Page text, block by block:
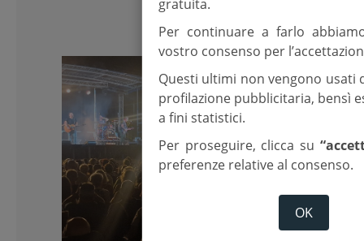
gratuita.
Per continuare a farlo
vostro consenso per
Questi ultimi non vengono usati
profilazione pubblicitaria, bensì
a fini statistici.
Per proseguire, clicca su
preferenze relative al consenso.
OK